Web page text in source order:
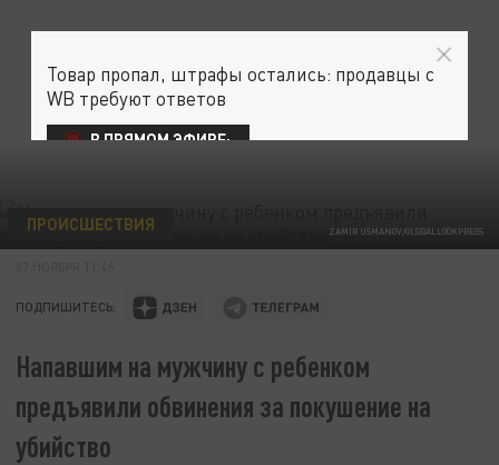
ZAMIR USMANOV/GLOBALLOOKPRESS
ПРОИСШЕСТВИЯ
ПОДПИШИТЕСЬ:
Напавшим на мужчину с ребенком
предъявили обвинения за покушение на
убийство
Товар пропал, штрафы остались: продавцы с
WB требуют ответов
В ПРЯМОМ ЭФИРЕ: